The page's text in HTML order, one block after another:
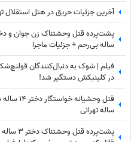
آخرین جزئیات حریق در هتل استقلال تهران با
ساله بی‌رحم + جزئیات ماجرا
فیلم | شوک به دنبال‌کنندگان
در کلینیکش دستگیر شد!
ساله تهرانی